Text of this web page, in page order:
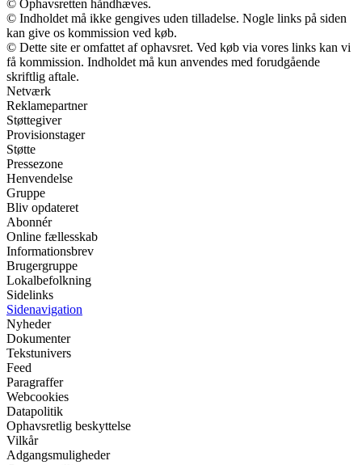
© Ophavsretten håndhæves.
© Indholdet må ikke gengives uden tilladelse. Nogle links på siden
kan give os kommission ved køb.
© Dette site er omfattet af ophavsret. Ved køb via vores links kan vi
få kommission. Indholdet må kun anvendes med forudgående
skriftlig aftale.
Netværk
Reklamepartner
Støttegiver
Provisionstager
Støtte
Pressezone
Henvendelse
Gruppe
Bliv opdateret
Abonnér
Online fællesskab
Informationsbrev
Brugergruppe
Lokalbefolkning
Sidelinks
Sidenavigation
Nyheder
Dokumenter
Tekstunivers
Feed
Paragraffer
Webcookies
Datapolitik
Ophavsretlig beskyttelse
Vilkår
Adgangsmuligheder